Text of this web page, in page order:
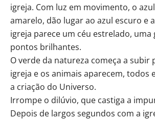
igreja. Com luz em movimento, o
amarelo, dão lugar ao azul escuro e
igreja parece um céu estrelado, uma
pontos brilhantes.
O verde da natureza começa a subir
igreja e os animais aparecem, todos
a criação do Universo.
Irrompe o dilúvio, que castiga a
Depois de largos segundos com a